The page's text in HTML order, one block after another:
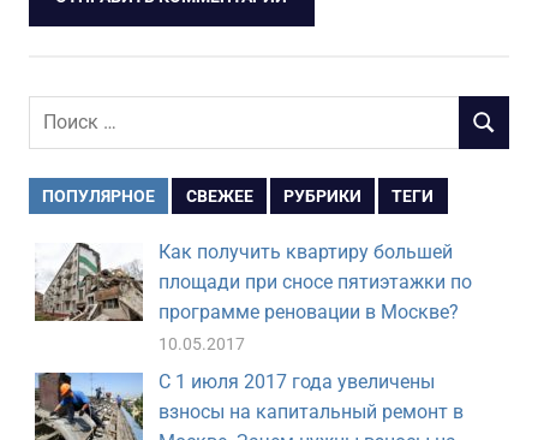
Поиск
ПОИСК
ПОПУЛЯРНОЕ СВЕЖЕЕ РУБРИКИ ТЕГИ
Как получить квартиру большей
площади при сносе пятиэтажки по
программе реновации в Москве?
10.05.2017
С 1 июля 2017 года увеличены
взносы на капитальный ремонт в